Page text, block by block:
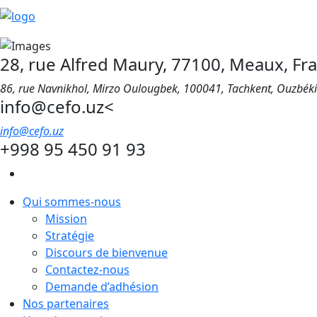
28, rue Alfred Maury, 77100, Meaux,
86, rue Navnikhol, Mirzo Oulougbek, 100041, Tachkent,
info@cefo.uz<
info@cefo.uz
+998 95 450 91 93
Qui sommes-nous
Mission
Stratégie
Discours de bienvenue
Contactez-nous
Demande d’adhésion
Nos partenaires